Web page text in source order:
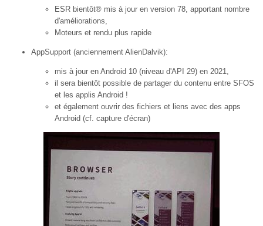
ESR bientôt® mis à jour en version 78, apportant nombre
d'améliorations,
Moteurs et rendu plus rapide
AppSupport (anciennement AlienDalvik):
mis à jour en Android 10 (niveau d'API 29) en 2021,
il sera bientôt possible de partager du contenu entre SFOS
et les applis Android !
et également ouvrir des fichiers et liens avec des apps
Android (cf. capture d'écran)